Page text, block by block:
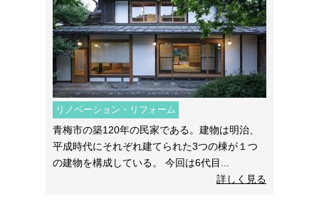
リノベーション・リフォーム
青梅市の築120年の民家である。建物は明治、
平成時代にそれぞれ建てられた3つの棟が１つ
の建物を構成している。 今回は6代目...
詳しく見る